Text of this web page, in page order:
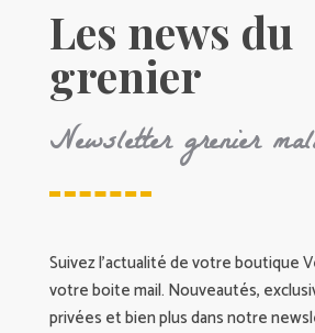
Les news du
grenier
Newsletter grenier
Suivez l’actualité de votre boutique
votre boite mail. Nouveautés,
privées et bien plus dans notre